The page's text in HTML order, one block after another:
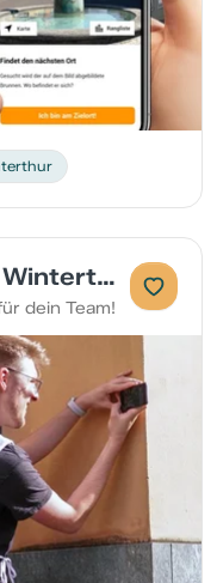
Outdoor Agentenspiel Winterthur
dein Team!